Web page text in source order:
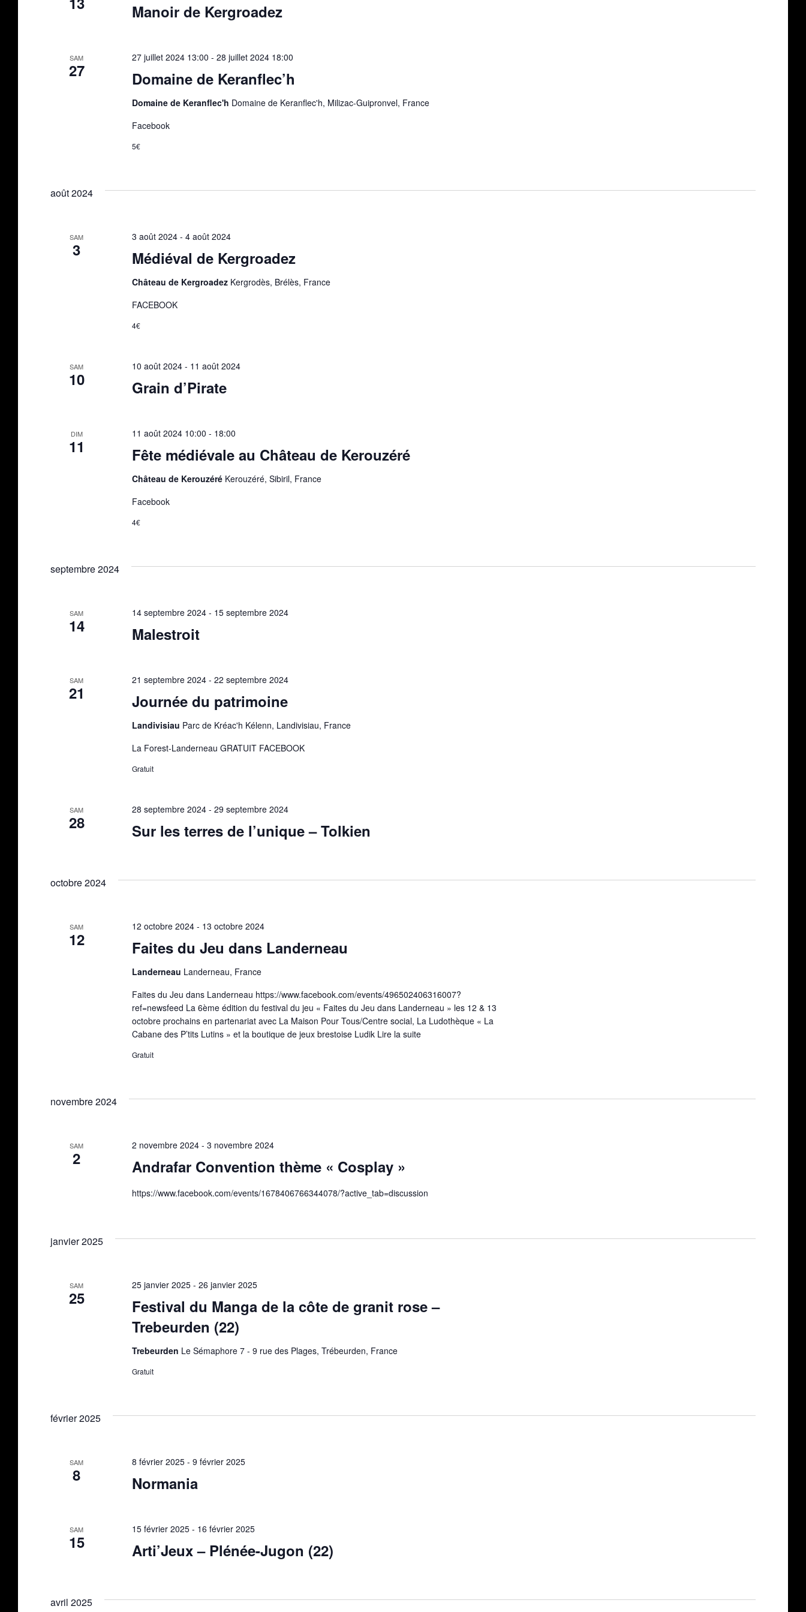
Manoir de Kergroadez
SAM
27 Domaine de Keranflec’h
27 juillet 2024 13:00 - 28 juillet 2024 18:00
Domaine de Keranflec'h Domaine de Keranflec'h, Milizac-Guipronvel, France
Facebook
5€
août 2024
SAM
3 Médiéval de Kergroadez
3 août 2024- 4 août 2024
Château de Kergroadez Kergrodès, Brélès, France
FACEBOOK
4€
SAM
10 Grain d’Pirate
10 août 2024- 11 août 2024
DIM
11 Fête médiévale au Château de Kerouzéré
11 août 2024 10:00 - 18:00
Château de Kerouzéré Kerouzéré, Sibiril, France
Facebook
4€
septembre 2024
SAM
14 Malestroit
14 septembre 2024- 15 septembre 2024
SAM
21 Journée du patrimoine
21 septembre 2024- 22 septembre 2024
Landivisiau Parc de Kréac'h Kélenn, Landivisiau, France
La Forest-Landerneau GRATUIT FACEBOOK
Gratuit
SAM
28 Sur les terres de l’unique – Tolkien
28 septembre 2024- 29 septembre 2024
octobre 2024
SAM
12 Faites du Jeu dans Landerneau
12 octobre 2024- 13 octobre 2024
Landerneau Landerneau, France
Faites du Jeu dans Landerneau https://www.facebook.com/events/496502406316007?
ref=newsfeed La 6ème édition du festival du jeu « Faites du Jeu dans Landerneau » les 12 & 13
octobre prochains en partenariat avec La Maison Pour Tous/Centre social, La Ludothèque « La
Cabane des P’tits Lutins » et la boutique de jeux brestoise LudikLire la suite
Gratuit
novembre 2024
SAM
2 Andrafar Convention thème « Cosplay »
2 novembre 2024- 3 novembre 2024
https://www.facebook.com/events/1678406766344078/?active_tab=discussion
janvier 2025
SAM
25
Festival du Manga de la côte de granit rose –
Trebeurden (22)
25 janvier 2025- 26 janvier 2025
Trebeurden Le Sémaphore 7 - 9 rue des Plages, Trébeurden, France
Gratuit
février 2025
SAM
8 Normania
8 février 2025- 9 février 2025
SAM
15 Arti’Jeux – Plénée-Jugon (22)
15 février 2025- 16 février 2025
avril 2025